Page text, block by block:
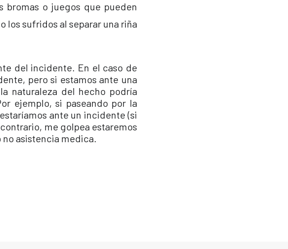
bromas o juegos que pueden
los sufridos al separar una riña
del incidente. En el caso de
pero si estamos ante una
naturaleza del hecho podría
ejemplo, si paseando por la
ante un incidente (si
me golpea estaremos
asistencia medica.